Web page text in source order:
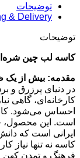
توضیحات
& Delivery
توضیحات
کاسه لب چین
مقدمه: بیش از یک
در دنیای پرزرق و
کارخانه‌ای، گاهی
احساس می‌شود.
است. این محصول،
ایرانی است که
کاسه نه تنها نیاز
فرهنگ و تمدن کهن